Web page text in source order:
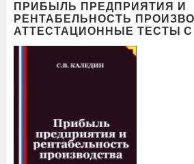
ПРИБЫЛЬ ПРЕДПРИЯТИЯ И
РЕНТАБЕЛЬНОСТЬ
АТТЕСТАЦИОННЫЕ ТЕСТЫ С